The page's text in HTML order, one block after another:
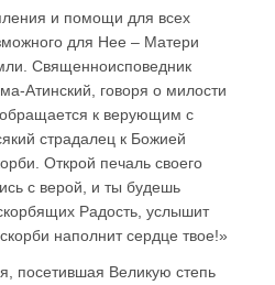
и помощи для всех
для Нее – Матери
Священноисповедник
Атинский, говоря о милости
к верующим с
страдалец к Божией
Открой печаль своего
с верой, и ты будешь
Радость, услышит
наполнит сердце твое!»
посетившая Великую степь